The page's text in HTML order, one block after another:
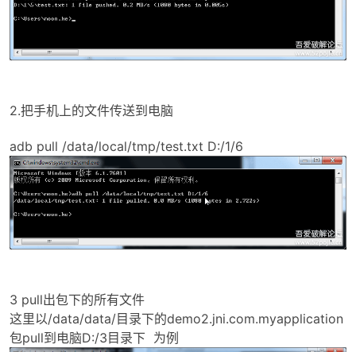
破
解
2.把手机上的文件传送到电脑
adb pull /data/local/tmp/test.txt D:/1/6
3 pull出包下的所有文件
这里以/data/data/目录下的demo2.jni.com.myapplication
包pull到电脑D:/3目录下 为例